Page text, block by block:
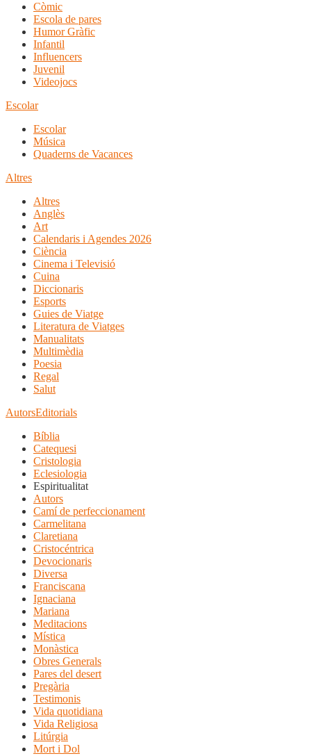
Còmic
Escola de pares
Humor Gràfic
Infantil
Influencers
Juvenil
Videojocs
Escolar
Escolar
Música
Quaderns de Vacances
Altres
Altres
Anglès
Art
Calendaris i Agendes 2026
Ciència
Cinema i Televisió
Cuina
Diccionaris
Esports
Guies de Viatge
Literatura de Viatges
Manualitats
Multimèdia
Poesia
Regal
Salut
AutorsEditorials
Bíblia
Catequesi
Cristologia
Eclesiologia
Espiritualitat
Autors
Camí de perfeccionament
Carmelitana
Claretiana
Cristocéntrica
Devocionaris
Diversa
Franciscana
Ignaciana
Mariana
Meditacions
Mística
Monàstica
Obres Generals
Pares del desert
Pregària
Testimonis
Vida quotidiana
Vida Religiosa
Litúrgia
Mort i Dol